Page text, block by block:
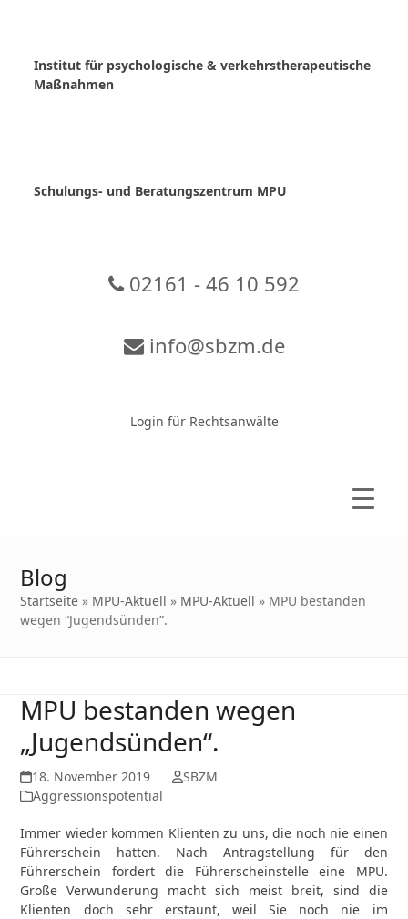
Institut für psychologische & verkehrstherapeutische
Maßnahmen
Schulungs- und Beratungszentrum MPU
02161 - 46 10 592
info@sbzm.de
Login für Rechtsanwälte
Blog
Startseite » MPU-Aktuell » MPU-Aktuell » MPU bestanden
wegen “Jugendsünden”.
MPU bestanden wegen
„Jugendsünden“.
18. November 2019
SBZM
Aggressionspotential
Immer wieder kommen Klienten zu uns, die noch nie einen
Führerschein hatten. Nach Antragstellung für den
Führerschein fordert die Führerscheinstelle eine MPU.
Große Verwunderung macht sich meist breit, sind die
Klienten doch sehr erstaunt, weil Sie noch nie im